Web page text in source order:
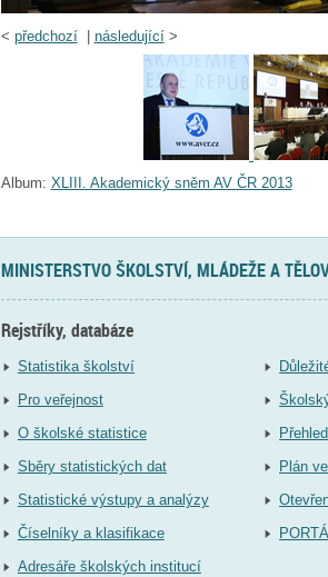
< předchozí| následující>
Album: XLIII. Akademický sněm AV ČR 2013
MINISTERSTVO ŠKOLSTVÍ, MLÁDEŽE A
Rejstříky, databáze
Statistika školství
Pro veřejnost
O školské statistice
Sběry statistických dat
Statistické výstupy a analýzy
Číselníky a klasifikace
Adresáře školských institucí
Plán